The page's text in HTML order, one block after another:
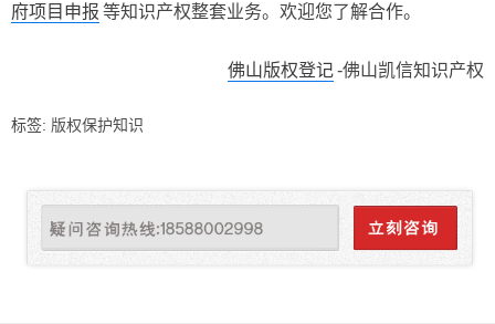
府项目申报 等知识产权整套业务。欢迎您了解合作。
佛山版权登记-佛山凯信知识产权
标签: 版权保护知识